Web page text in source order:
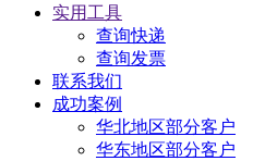
实用工具
查询快递
查询发票
联系我们
成功案例
华北地区部分客户
华东地区部分客户